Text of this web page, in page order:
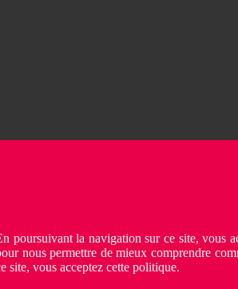
poursuivant la navigation sur ce site, vous
nous permettre de mieux comprendre
site, vous acceptez cette politique.